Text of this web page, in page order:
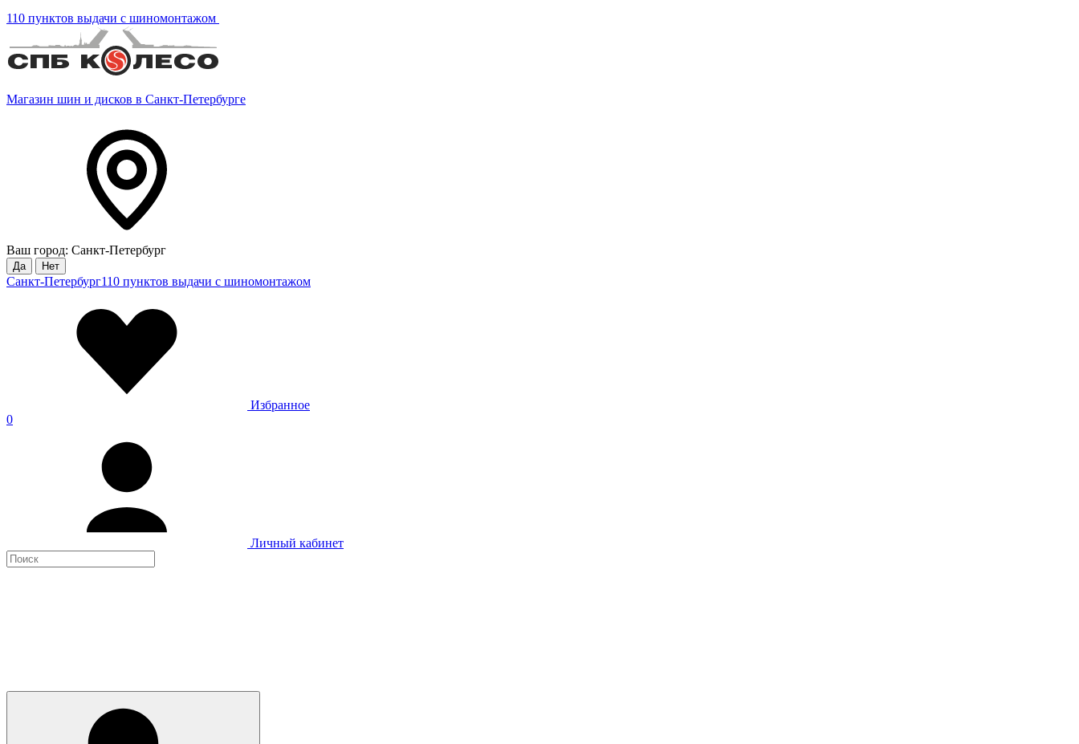
110 пунктов выдачи с шиномонтажом
Магазин шин и дисков в Санкт-Петербурге
Ваш город: Санкт-Петербург
Да Нет
Санкт-Петербург110 пунктов выдачи с шиномонтажом
Избранное
0
Личный кабинет